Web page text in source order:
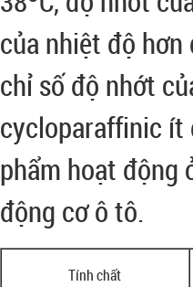
của nhiệt độ
chỉ số độ nhớt
cycloparaffinic ít
phẩm hoạt động
động cơ ô tô.
Tính chất